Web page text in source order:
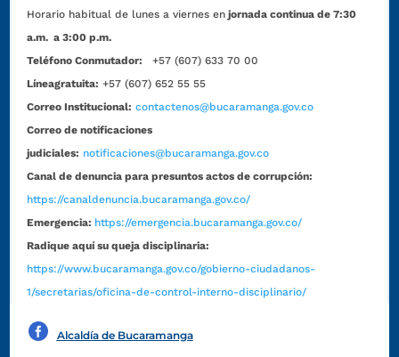
Horario habitual de lunes a viernes en jornada continua de 7:30
a.m. a 3:00 p.m.
Teléfono Conmutador:
+57 (607) 633 70 00
Líneagratuita: +57 (607) 652 55 55
Correo Institucional: contactenos@bucaramanga.gov.co
Correo de notificaciones
judiciales: notificaciones@bucaramanga.gov.co
Canal de denuncia para presuntos actos de corrupción:
https://canaldenuncia.bucaramanga.gov.co/
Emergencia: https://emergencia.bucaramanga.gov.co/
Radique aquí su queja disciplinaria:
https://www.bucaramanga.gov.co/gobierno-ciudadanos-
1/secretarias/oficina-de-control-interno-disciplinario/
Alcaldía de Bucaramanga